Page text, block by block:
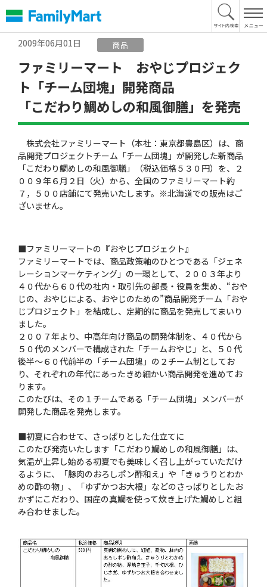
文
へ
2009年06月01日
商品
ファミリーマート おやじプロジェク
ト「チーム団塊」開発商品
「こだわり鯛めしの和風御膳」を発売
株式会社ファミリーマート（本社：東京都豊島区）は、商
品開発プロジェクトチーム「チーム団塊」が開発した新商品
「こだわり鯛めしの和風御膳」（税込価格５３０円）を、２
００９年６月２日（火）から、全国のファミリーマート約
７，５００店舗にて発売いたします。※北海道での販売はご
ざいません。
■ファミリーマートの『おやじプロジェクト』
ファミリーマートでは、商品政策軸のひとつである「ジェネ
レーションマーケティング」の一環として、２００３年より
４０代から６０代の社内・取引先の部長・役員を集め、“おや
じの、おやじによる、おやじのための”商品開発チーム「おや
じプロジェクト」を結成し、定期的に商品を発売してまいり
ました。
２００７年より、中高年向け商品の開発体制を、４０代から
５０代のメンバーで構成された「チームおやじ」と、５０代
後半〜６０代前半の「チーム団塊」の２チーム制としてお
り、それぞれの年代にあったきめ細かい商品開発を進めてお
ります。
このたびは、その１チームである「チーム団塊」メンバーが
開発した商品を発売します。
■初夏に合わせて、さっぱりとした仕立てに
このたび発売いたします「こだわり鯛めしの和風御膳」は、
気温が上昇し始める初夏でも美味しく召し上がっていただけ
るように、「豚肉のおろしポン酢和え」や「きゅうりとわか
めの酢の物」、「ゆずかつお大根」などのさっぱりとしたお
かずにこだわり、国産の真鯛を使って炊き上げた鯛めしと組
み合わせました。